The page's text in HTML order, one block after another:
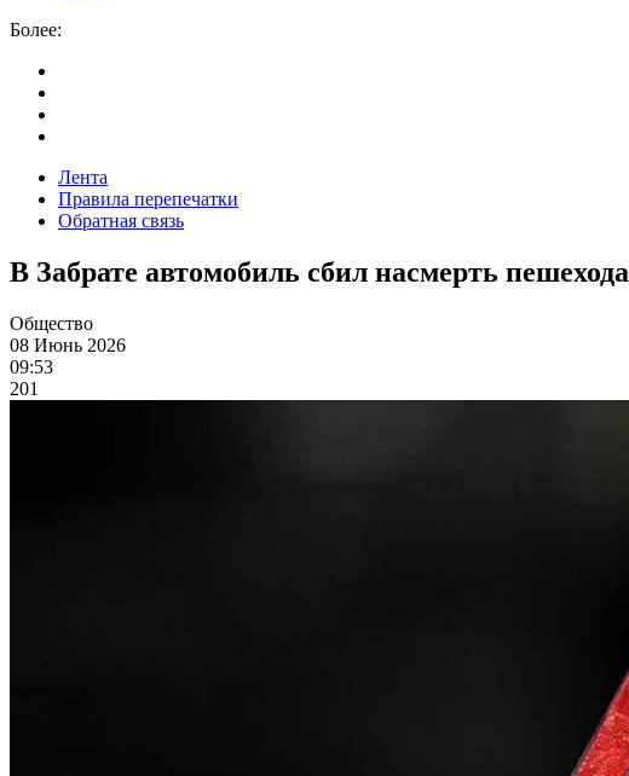
Более:
Лента
Правила перепечатки
Обратная связь
В Забрате автомобиль сбил насмерть пешехода
Общество
08 Июнь 2026
09:53
201